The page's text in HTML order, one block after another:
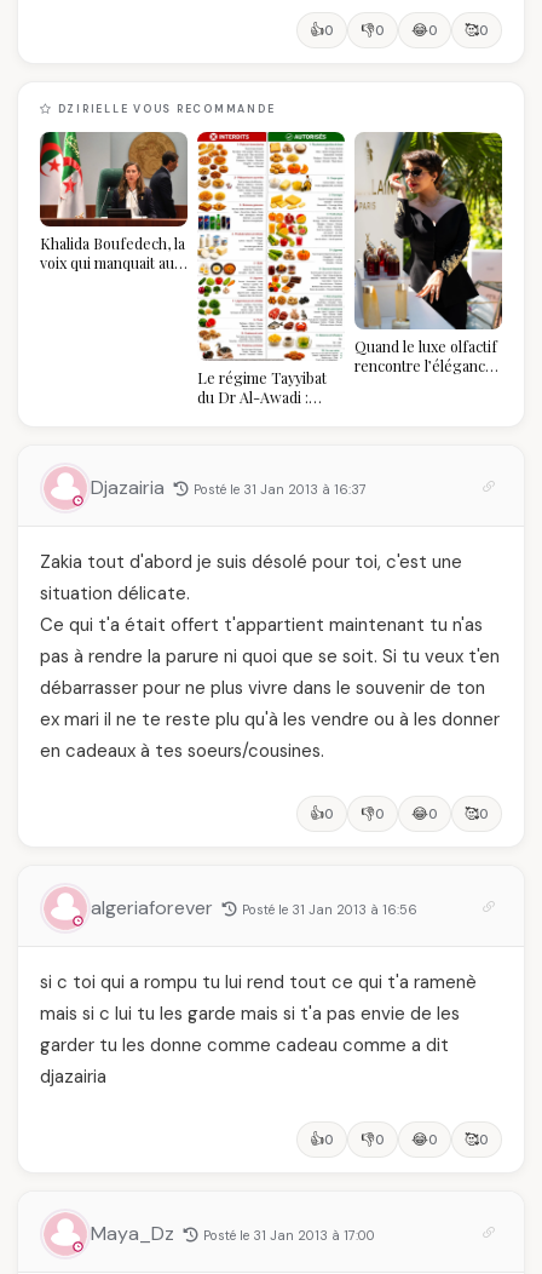
👍0 👎0 😂0 🥰0
DZIRIELLE VOUS RECOMMANDE
Khalida Boufedech, la
voix qui manquait au
Le régime Tayyibat
du Dr Al-Awadi :
vraiment savoir
Quand le luxe olfactif
rencontre l’élégance
Djazairia Posté le 31 Jan 2013 à 16:37
Zakia tout d'abord je suis désolé pour toi, c'est une
situation délicate.
Ce qui t'a était offert t'appartient maintenant tu n'as
pas à rendre la parure ni quoi que se soit. Si tu veux t'en
débarrasser pour ne plus vivre dans le souvenir de ton
ex mari il ne te reste plu qu'à les vendre ou à les donner
en cadeaux à tes soeurs/cousines.
👍0 👎0 😂0 🥰0
algeriaforever Posté le 31 Jan 2013 à 16:56
si c toi qui a rompu tu lui rend tout ce qui t'a ramenè
mais si c lui tu les garde mais si t'a pas envie de les
garder tu les donne comme cadeau comme a dit
djazairia
👍0 👎0 😂0 🥰0
Maya_Dz Posté le 31 Jan 2013 à 17:00